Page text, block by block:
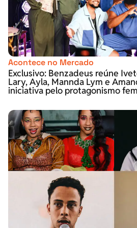
Acontece no Mercado
Exclusivo: Benzadeus reúne
Lary, Ayla, Mannda Lym e
iniciativa pelo protagonismo